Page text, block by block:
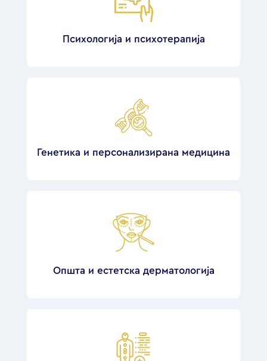
Психологија и психотерапија
Генетика и персонализирана медицина
Општа и естетска дерматологија